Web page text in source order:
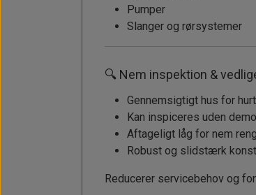
Kontakt
Pumper
Slanger og rørsystemer
🔍 Nem inspektion &
Gennemsigtigt hus for
Kan inspiceres uden
Aftageligt låg for nem
Robust og slidstærk
Reducerer servicebehov og